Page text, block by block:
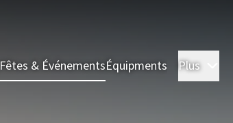
Fêtes & ÉvénementsÉquipments Plus